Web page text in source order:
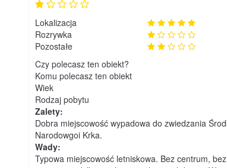
Lokalizacja
Rozrywka
Pozostałe
Czy polecasz ten obiekt?
Komu polecasz ten obiekt
Wiek
Rodzaj pobytu
Zalety:
Dobra miejscowość wypadowa do zwiedzania
Narodowgoi Krka.
Wady:
Typowa miejscowość letniskowa. Bez centrum,